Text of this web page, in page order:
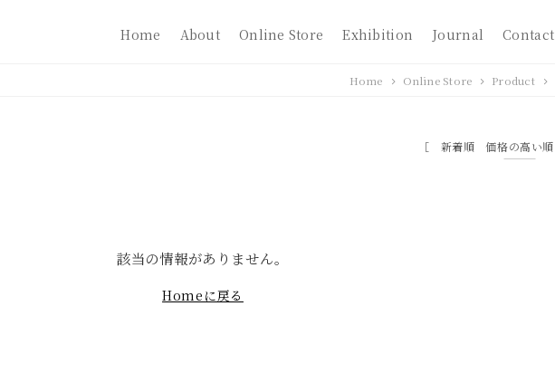
Home About Online Store Exhibition Journal Contact
Home Online Store Product
新着順 価格の高い順
該当の情報がありません。
Homeに戻る